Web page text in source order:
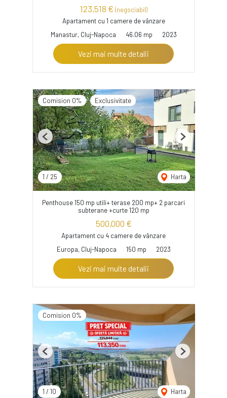
123,518 € (negociabil)
Apartament cu 1 camere de vânzare
Manastur, Cluj-Napoca
46.06 mp 2023
Vezi mai multe detalii
Comision 0% Exclusivitate
1 / 25 Harta
Previous Next
Penthouse 150 mp utili+ terase 200 mp+ 2 parcari
subterane +curte 120 mp
500,000 €
Apartament cu 4 camere de vânzare
Europa, Cluj-Napoca
150 mp 2023
Vezi mai multe detalii
Comision 0%
1 / 10 Harta
Previous Next